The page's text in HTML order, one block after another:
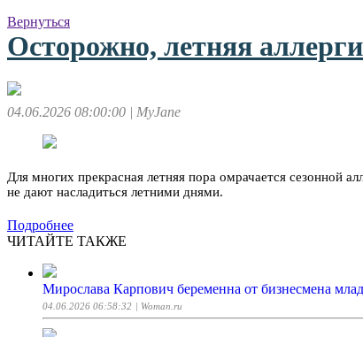
Вернуться
Осторожно, летняя
04.06.2026 08:00:00 | MyJane
Для многих прекрасная летняя пора омрачается сезонной
не дают насладиться летними днями.
Подробнее
ЧИТАЙТЕ ТАКЖЕ
Мирослава Карпович беременна от бизнесмена
04.06.2026 06:58:32 | Woman.ru